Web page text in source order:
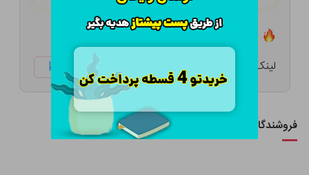
لینک کوتاه: ketabtala.com/sbp-41510
فروشندگان این کالا